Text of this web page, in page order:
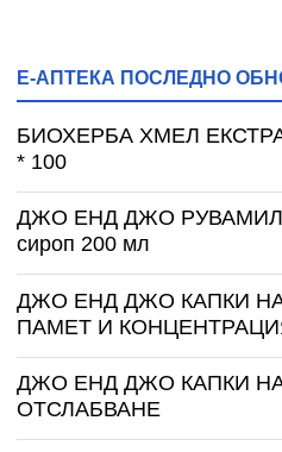
Е-АПТЕКА ПОСЛЕДНО
БИОХЕРБА ХМЕЛ
* 100
ДЖО ЕНД ДЖО
сироп 200 мл
ДЖО ЕНД ДЖО КАПКИ
ПАМЕТ И
ДЖО ЕНД ДЖО КАПКИ
ОТСЛАБВАНЕ